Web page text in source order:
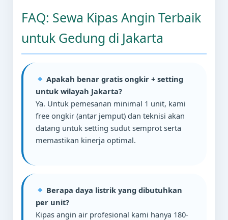
FAQ: Sewa Kipas Angin Terbaik
untuk Gedung di Jakarta
Apakah benar gratis ongkir + setting
untuk wilayah Jakarta?
Ya. Untuk pemesanan minimal 1 unit, kami
free ongkir (antar jemput) dan teknisi akan
datang untuk setting sudut semprot serta
memastikan kinerja optimal.
Berapa daya listrik yang dibutuhkan
per unit?
Kipas angin air profesional kami hanya 180-